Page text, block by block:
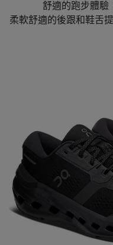
舒適的跑步體驗
柔軟舒適的後跟和鞋舌